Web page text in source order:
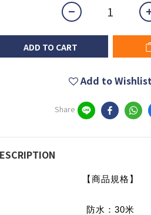
ADD TO CART
Add to
Share
【商品規格】
防水：30米